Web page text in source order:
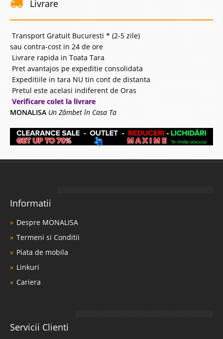
Livrare
Transport Gratuit Bucuresti * (2-5 zile)
sau contra-cost in 24 de ore
Livrare rapida in Toata Tara
Pret avantajos pe expeditie consolidata
Expeditiile in tara NU tin cont de distanta
Pretul este acelasi indiferent de Oras
Verificare colet la livrare
MONALISA Un Zâmbet în Casa Ta
Informatii
Despre MONALISA
Termeni si Conditii
Piata de mobila
Linkuri
Cariera
Servicii Clienti